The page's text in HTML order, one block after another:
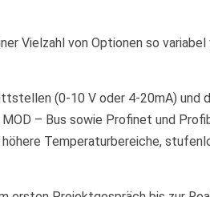
Vielzahl von Optionen so variabel
(0-10 V oder 4-20mA) und
– Bus sowie Profinet und
Temperaturbereiche,